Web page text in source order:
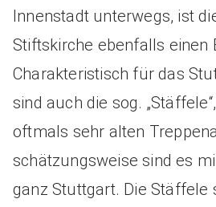
Innenstadt unterwegs, ist
Stiftskirche ebenfalls einen
Charakteristisch für das
sind auch die sog.
oftmals sehr alten
schätzungsweise sind es
ganz Stuttgart. Die Stäffele